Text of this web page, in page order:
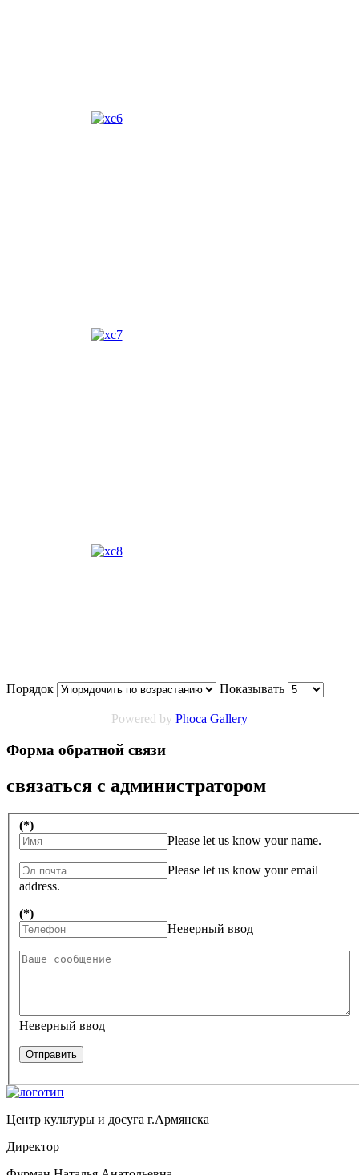
Порядок Показывать
Powered by Phoca Gallery
Форма обратной связи
связаться с администратором
(*)
Please let us know your name.
Please let us know your email
address.
(*)
Неверный ввод
Неверный ввод
Центр культуры и досуга г.Армянска
Директор